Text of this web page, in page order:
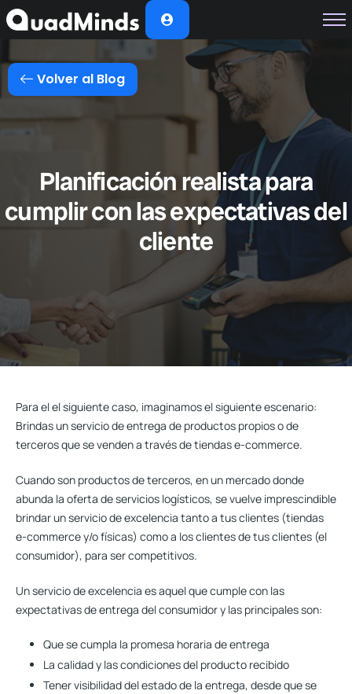
Soluciones
Módulos
Casos de Éxito
Planes
Volver al Blog
Planificación realista para
cumplir con las expectativas del
cliente
Para el el siguiente caso, imaginamos el siguiente escenario:
Brindas un servicio de entrega de productos propios o de
terceros que se venden a través de tiendas e-commerce.
Cuando son productos de terceros, en un mercado donde
abunda la oferta de servicios logísticos, se vuelve imprescindible
brindar un servicio de excelencia tanto a tus clientes (tiendas
e-commerce y/o físicas) como a los clientes de tus clientes (el
consumidor), para ser competitivos.
Un servicio de excelencia es aquel que cumple con las
expectativas de entrega del consumidor y las principales son:
Que se cumpla la promesa horaria de entrega
La calidad y las condiciones del producto recibido
Tener visibilidad del estado de la entrega, desde que se